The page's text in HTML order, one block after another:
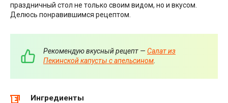
праздничный стол не только своим видом, но и вкусом.
Делюсь понравившимся рецептом.
Рекомендую вкусный рецепт — Салат из
Пекинской капусты с апельсином.
Ингредиенты